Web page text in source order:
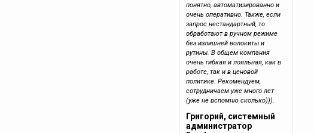
понятно, автоматизированно и
очень оперативно. Также, если
запрос нестандартный, то
обработают в ручном режиме
без излишней волокиты и
рутины. В общем компания
очень гибкая и лояльная, как в
работе, так и в ценовой
политике. Рекомендуем,
сотрудничаем уже много лет
(уже не вспомню сколько))).
Григорий, системный
администратор